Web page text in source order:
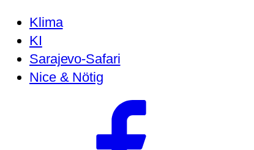
Klima
KI
Sarajevo-Safari
Nice & Nötig